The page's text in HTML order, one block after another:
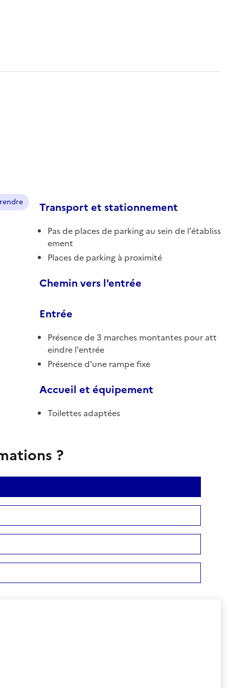
Transport et stationnement
Pas de places de parking au sein de l'établiss
ement
Places de parking à proximité
Chemin vers l'entrée
Entrée
Présence de 3 marches montantes pour att
eindre l'entrée
Présence d'une rampe fixe
Accueil et équipement
Toilettes adaptées
?